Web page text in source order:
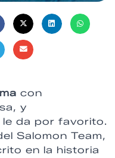
con
y
da por favorito.
Salomon Team,
en la historia